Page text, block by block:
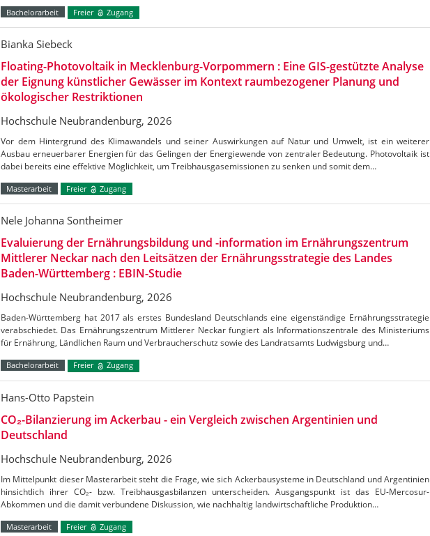
Bachelorarbeit Freier Zugang
Bianka Siebeck
Floating-Photovoltaik in Mecklenburg-Vorpommern : Eine GIS-gestützte Analyse
der Eignung künstlicher Gewässer im Kontext raumbezogener Planung und
ökologischer Restriktionen
Hochschule Neubrandenburg, 2026
Vor dem Hintergrund des Klimawandels und seiner Auswirkungen auf Natur und Umwelt, ist ein weiterer
Ausbau erneuerbarer Energien für das Gelingen der Energiewende von zentraler Bedeutung. Photovoltaik ist
dabei bereits eine effektive Möglichkeit, um Treibhausgasemissionen zu senken und somit dem…
Masterarbeit Freier Zugang
Nele Johanna Sontheimer
Evaluierung der Ernährungsbildung und -information im Ernährungszentrum
Mittlerer Neckar nach den Leitsätzen der Ernährungsstrategie des Landes
Baden-Württemberg : EBIN-Studie
Hochschule Neubrandenburg, 2026
Baden-Württemberg hat 2017 als erstes Bundesland Deutschlands eine eigenständige Ernährungsstrategie
verabschiedet. Das Ernährungszentrum Mittlerer Neckar fungiert als Informationszentrale des Ministeriums
für Ernährung, Ländlichen Raum und Verbraucherschutz sowie des Landratsamts Ludwigsburg und…
Bachelorarbeit Freier Zugang
Hans-Otto Papstein
CO₂-Bilanzierung im Ackerbau - ein Vergleich zwischen Argentinien und
Deutschland
Hochschule Neubrandenburg, 2026
Im Mittelpunkt dieser Masterarbeit steht die Frage, wie sich Ackerbausysteme in Deutschland und Argentinien
hinsichtlich ihrer CO₂- bzw. Treibhausgasbilanzen unterscheiden. Ausgangspunkt ist das EU-Mercosur-
Abkommen und die damit verbundene Diskussion, wie nachhaltig landwirtschaftliche Produktion…
Masterarbeit Freier Zugang